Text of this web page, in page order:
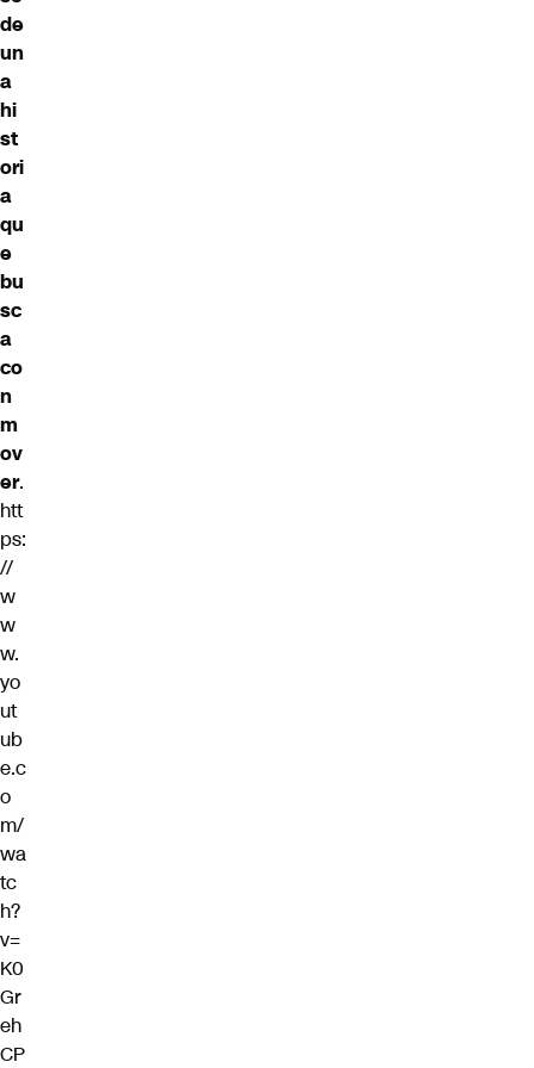
de
un
a
hi
st
ori
a
qu
e
bu
sc
a
co
n
m
ov
er.
htt
ps:
//
w
w
w.
yo
ut
ub
e.c
o
m/
wa
tc
h?
v=
K0
Gr
eh
CP